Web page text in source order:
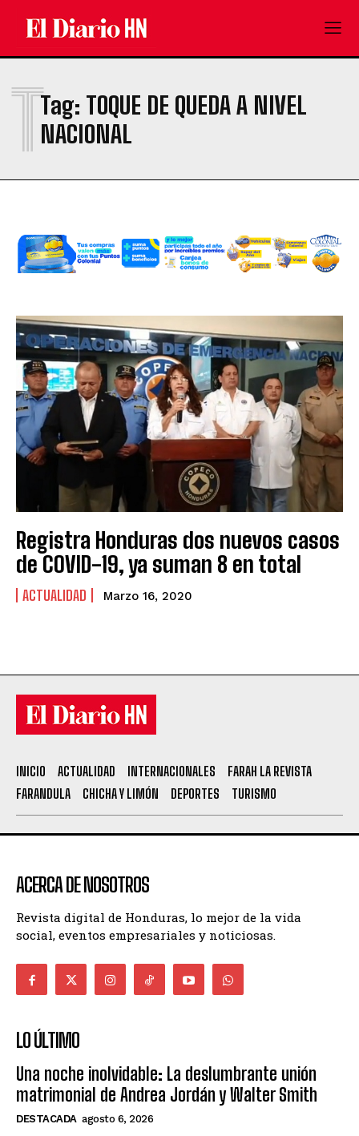
Tag: TOQUE DE QUEDA A NIVEL
NACIONAL
T
Registra Honduras dos nuevos casos
de COVID-19, ya suman 8 en total
ACTUALIDAD Marzo 16, 2020
INICIO ACTUALIDAD INTERNACIONALES
FARAH LA REVISTA
FARANDULA
CHICHA Y LIMÓN DEPORTES TURISMO
ACERCA DE NOSOTROS
Revista digital de Honduras, lo mejor de la vida
social, eventos empresariales y noticiosas.
LO ÚLTIMO
Una noche inolvidable: La deslumbrante unión
matrimonial de Andrea Jordán y Walter Smith
DESTACADA agosto 6, 2026